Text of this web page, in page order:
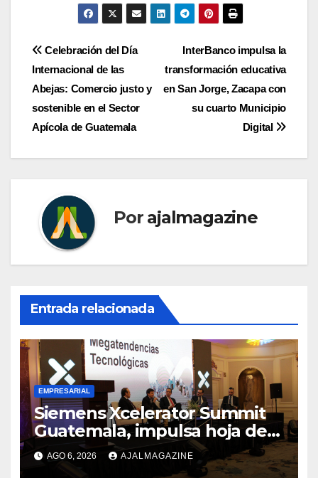
Navegación
de
entradas
InterBanco impulsa la
transformación educativa
en San Jorge, Zacapa con
su cuarto Municipio
Digital
Celebración del Día
Internacional de las
Abejas: Comercio justo y
sostenible en el Sector
Apícola de Guatemala
Por ajalmagazine
Entrada relacionada
EMPRESARIAL
Siemens Xcelerator Summit
Guatemala, impulsa hoja de
ruta para acelerar la
competitividad del país
AGO 6, 2026 AJALMAGAZINE